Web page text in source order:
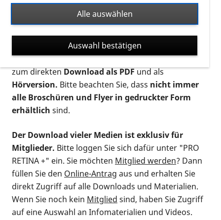
Ort. Nutzen Sie den Formatfilter, um ausschließlich
nach Flyern und Broschüren, Audios oder Videos zu
suchen. Die meisten Flyer und Broschüren werden in
verschiedenen Formaten angeboten: zur
postalischen Bestellung als gedruckte Variante
zum direktenDownload als PDFund als
Hörversion. Bitte beachten Sie, dass nicht immer
alle Broschüren und Flyer in gedruckter Form
erhältlich sind.
Der Download vieler Medien ist exklusiv für
Mitglieder. Bitte loggen Sie sich dafür unter "PRO
RETINA +" ein. Sie möchten Mitglied werden? Dann
füllen Sie den Online-Antrag aus und erhalten Sie
direkt Zugriff auf alle Downloads und Materialien.
Wenn Sie noch kein Mitglied sind, haben Sie Zugriff
auf eine Auswahl an Infomaterialien und Videos.
Alle auswählen
Auswahl bestätigen